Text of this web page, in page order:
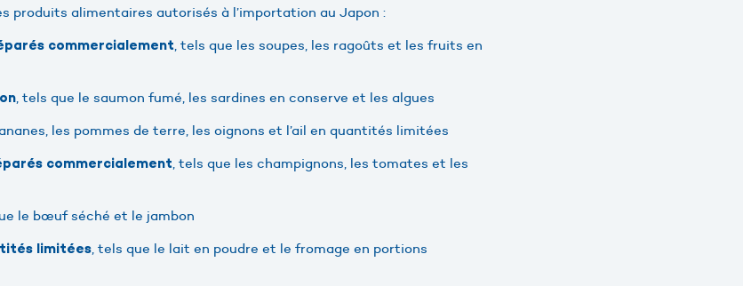
produits alimentaires autorisés à l’importation au Japon :
commercialement, tels que les soupes, les ragoûts et les fruits en
, tels que le saumon fumé, les sardines en conserve et les algues
les pommes de terre, les oignons et l’ail en quantités limitées
commercialement, tels que les champignons, les tomates et les
le bœuf séché et le jambon
limitées, tels que le lait en poudre et le fromage en portions